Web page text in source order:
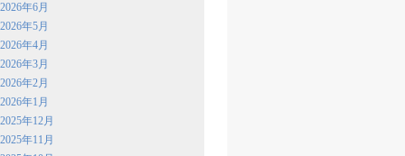
2026年6月
2026年5月
2026年4月
2026年3月
2026年2月
2026年1月
2025年12月
2025年11月